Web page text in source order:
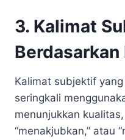
3. Kalimat
Berdasarkan
Kalimat subjektif
seringkali
menunjukkan kualitas,
“menakjubkan,” atau